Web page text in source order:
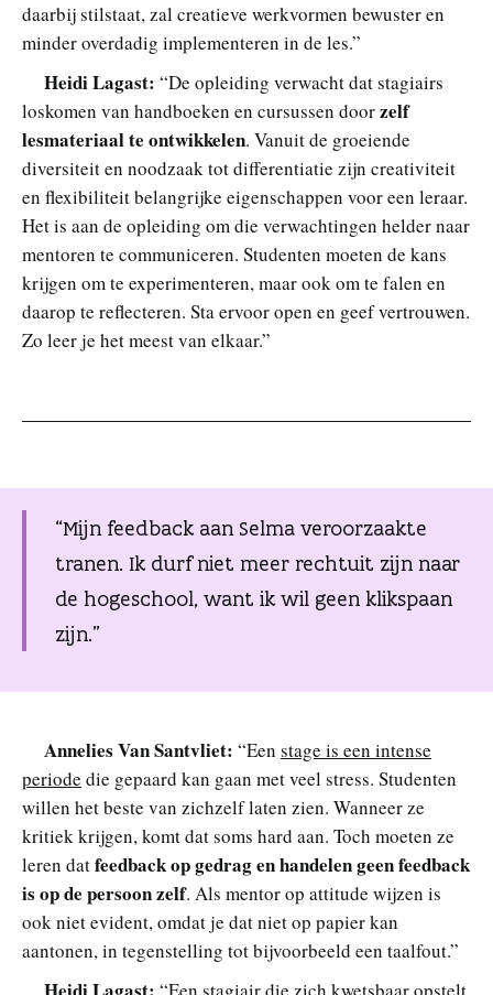
daarbij stilstaat, zal creatieve werkvormen bewuster en
minder overdadig implementeren in de les.”
Heidi Lagast: “De opleiding verwacht dat stagiairs
loskomen van handboeken en cursussen doorzelf
lesmateriaal te ontwikkelen. Vanuit de groeiende
diversiteit en noodzaak tot differentiatie zijn creativiteit
en flexibiliteit belangrijke eigenschappen voor een leraar.
Het is aan de opleiding om die verwachtingen helder naar
mentoren te communiceren. Studenten moeten de kans
krijgen om te experimenteren, maar ook om te falen en
daarop te reflecteren. Sta ervoor open en geef vertrouwen.
Zo leer je het meest van elkaar.”
“Mijn feedback aan Selma veroorzaakte
tranen. Ik durf niet meer rechtuit zijn naar
de hogeschool, want ik wil geen klikspaan
zijn.”
Annelies Van Santvliet: “Een stage is een intense
periode die gepaard kan gaan met veel stress. Studenten
willen het beste van zichzelf laten zien. Wanneer ze
kritiek krijgen, komt dat soms hard aan. Toch moeten ze
leren datfeedback op gedrag en handelen geen feedback
is op de persoon zelf. Als mentor op attitude wijzen is
ook niet evident, omdat je dat niet op papier kan
aantonen, in tegenstelling tot bijvoorbeeld een taalfout.”